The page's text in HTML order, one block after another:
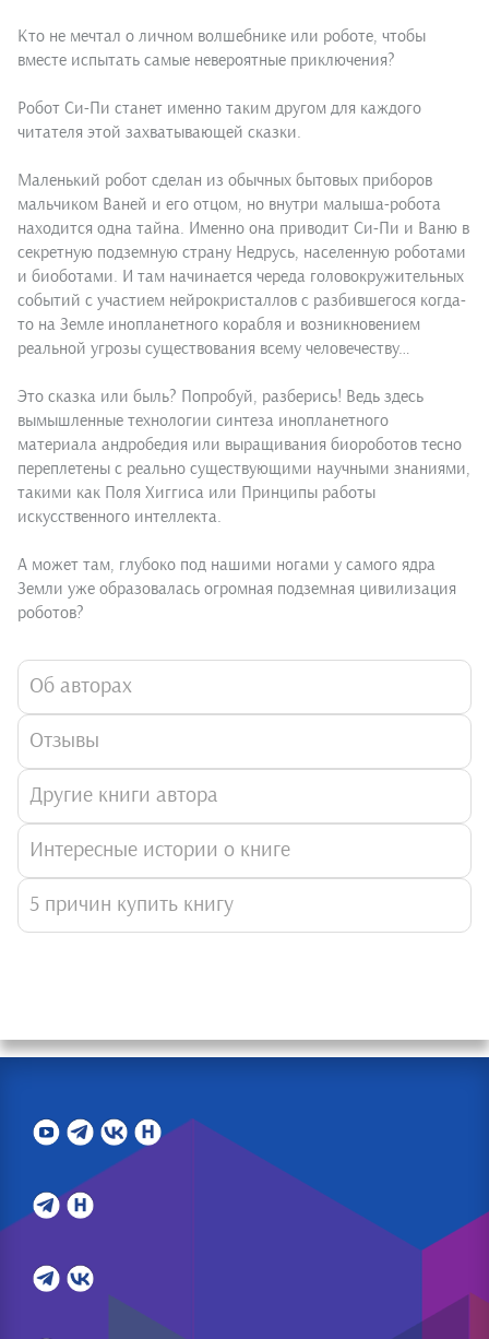
Кто не мечтал о личном волшебнике или роботе, чтобы
вместе испытать самые невероятные приключения?
Робот Си-Пи станет именно таким другом для каждого
читателя этой захватывающей сказки.
Маленький робот сделан из обычных бытовых приборов
мальчиком Ваней и его отцом, но внутри малыша-робота
находится одна тайна. Именно она приводит Си-Пи и Ваню в
секретную подземную страну Недрусь, населенную роботами
и биоботами. И там начинается череда головокружительных
событий с участием нейрокристаллов с разбившегося когда-
то на Земле инопланетного корабля и возникновением
реальной угрозы существования всему человечеству…
Это сказка или быль? Попробуй, разберись! Ведь здесь
вымышленные технологии синтеза инопланетного
материала андробедия или выращивания биороботов тесно
переплетены с реально существующими научными знаниями,
такими как Поля Хиггиса или Принципы работы
искусственного интеллекта.
А может там, глубоко под нашими ногами у самого ядра
Земли уже образовалась огромная подземная цивилизация
роботов?
Об авторах
Отзывы
Другие книги автора
Интересные истории о книге
5 причин купить книгу